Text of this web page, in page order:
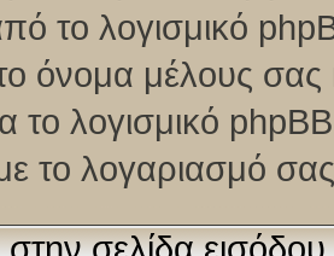
το λογισμικό
όνομα μέλους σας
το λογισμικό
το λογαριασμό